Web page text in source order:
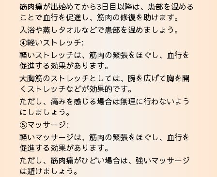
筋肉痛が出始めてから3日目以降は、患部を温める
ことで血行を促進し、筋肉の修復を助けます。
入浴や蒸しタオルなどで患部を温めましょう。
④軽いストレッチ:
軽いストレッチは、筋肉の緊張をほぐし、血行を
促進する効果があります。
大胸筋のストレッチとしては、腕を広げて胸を開
くストレッチなどが効果的です。
ただし、痛みを感じる場合は無理に行わないよう
にしましょう。
⑤マッサージ:
軽いマッサージは、筋肉の緊張をほぐし、血行を
促進する効果があります。
ただし、筋肉痛がひどい場合は、強いマッサージ
は避けましょう。